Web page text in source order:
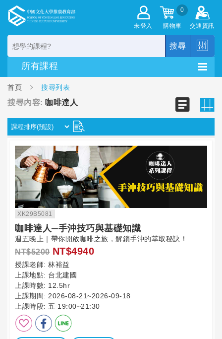
未登入
0
購物車 交通資訊
搜尋
首頁 搜尋列表
搜尋內容: 咖啡達人
XK29B5081
咖啡達人─手沖技巧與基礎知識
週五晚上｜帶你開啟咖啡之旅，解鎖手沖的萃取秘訣！
NT$5200 NT$4940
授課老師: 林裕益
上課地點: 台北建國
上課時數: 12.5hr
上課期間: 2026-08-21~2026-09-18
上課時段: 五 19:00~21:30